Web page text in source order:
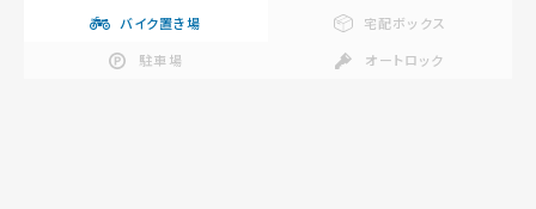
バイク置き場
宅配ボックス
駐車場
オートロック